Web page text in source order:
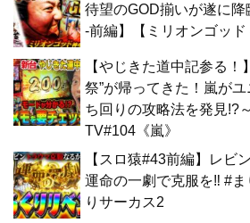
待望のGOD揃いが遂に
-前編】【ミリオンゴッド
【やじきた道中記参る！
祭”が帰ってきた！嵐が
ち回りの攻略法を発見!?
TV#104《嵐》
【スロ猿#43前編】レビ
運命の一劇で克服を‼ #ま
りサーカス2